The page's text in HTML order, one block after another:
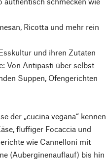
Ricotta und mehr rein
und ihren Zutaten
Von Antipasti über selbst
Suppen, Ofengerichten
der „cucina vegana“ kennen
fluffiger Focaccia und
wie Cannelloni mit
(Auberginenauflauf) bis hin